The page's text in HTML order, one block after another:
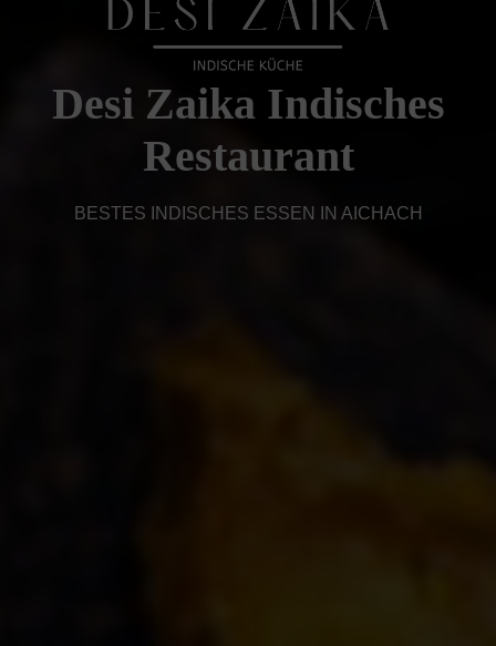
Desi Zaika Indisches
Restaurant
BESTES INDISCHES ESSEN IN AICHACH